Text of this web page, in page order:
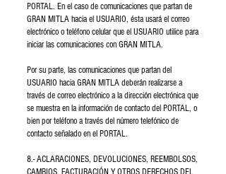
PORTAL. En el caso de comunicaciones que partan de
GRAN MITLA hacia el USUARIO, ésta usará el correo
electrónico o teléfono celular que el USUARIO utilice para
iniciar las comunicaciones con GRAN MITLA.
Por su parte, las comunicaciones que partan del
USUARIO hacia GRAN MITLA deberán realizarse a
través de correo electrónico a la dirección electrónica que
se muestra en la información de contacto del PORTAL, o
bien por teléfono a través del número telefónico de
contacto señalado en el PORTAL.
8.- ACLARACIONES, DEVOLUCIONES, REEMBOLSOS,
CAMBIOS, FACTURACIÓN Y OTROS DERECHOS DEL